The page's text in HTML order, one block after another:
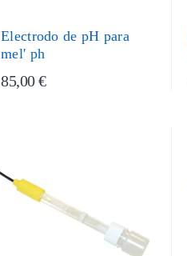
Electrodo de pH para
mel' ph
85,00 €